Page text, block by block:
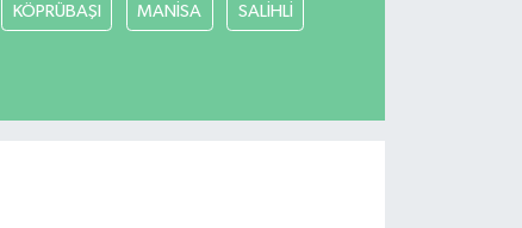
KÖPRÜBAŞI MANİSA SALİHLİ